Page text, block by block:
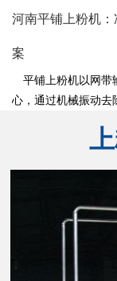
河南平铺上粉机
案
平铺上粉机以网带
心，通过机械振动去